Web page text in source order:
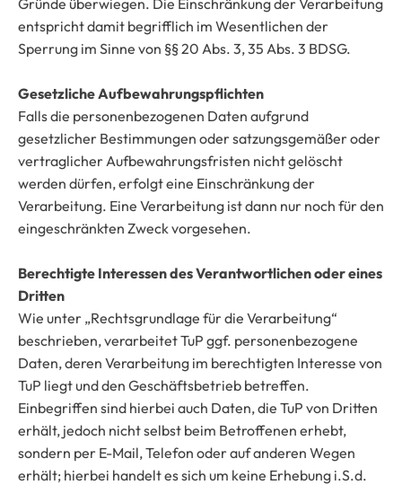
Gründe überwiegen. Die Einschränkung der Verarbeitung
entspricht damit begrifflich im Wesentlichen der
Sperrung im Sinne von §§ 20 Abs. 3, 35 Abs. 3 BDSG.
Gesetzliche Aufbewahrungspflichten
Falls die personenbezogenen Daten aufgrund
gesetzlicher Bestimmungen oder satzungsgemäßer oder
vertraglicher Aufbewahrungsfristen nicht gelöscht
werden dürfen, erfolgt eine Einschränkung der
Verarbeitung. Eine Verarbeitung ist dann nur noch für den
eingeschränkten Zweck vorgesehen.
Berechtigte Interessen des Verantwortlichen oder eines
Dritten
Wie unter „Rechtsgrundlage für die Verarbeitung“
beschrieben, verarbeitet TuP ggf. personenbezogene
Daten, deren Verarbeitung im berechtigten Interesse von
TuP liegt und den Geschäftsbetrieb betreffen.
Einbegriffen sind hierbei auch Daten, die TuP von Dritten
erhält, jedoch nicht selbst beim Betroffenen erhebt,
sondern per E-Mail, Telefon oder auf anderen Wegen
erhält; hierbei handelt es sich um keine Erhebung i.S.d.